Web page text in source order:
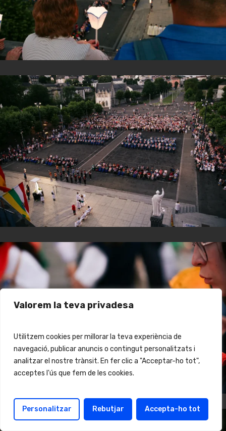
Valorem la teva privadesa
Utilitzem cookies per millorar la teva experiència de
navegació, publicar anuncis o contingut personalitzats i
analitzar el nostre trànsit. En fer clic a "Acceptar-ho tot",
acceptes l'ús que fem de les cookies.
Personalitzar Rebutjar Accepta-ho tot